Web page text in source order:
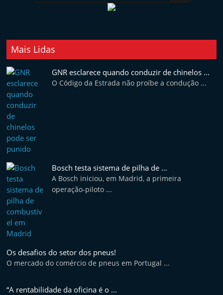
Mais Lidas
GNR esclarece quando conduzir de chinelos ...
O Código da Estrada não proíbe a condução ...
Bosch testa sistema de pilha de ...
A Bosch iniciou, em Madrid, a primeira
operação-piloto ...
Os desafios do setor dos pneus!
O mercado do comércio de pneus em Portugal ...
“A rentabilidade da oficina é o ...